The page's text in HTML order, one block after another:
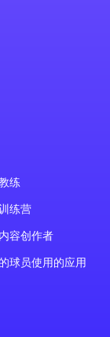
练
练营
容创作者
球员使用的应用